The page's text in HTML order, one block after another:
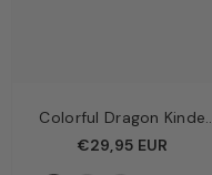
Colorful Dragon Kinder
Langarmshirt Hellblau –
€29,95 EUR